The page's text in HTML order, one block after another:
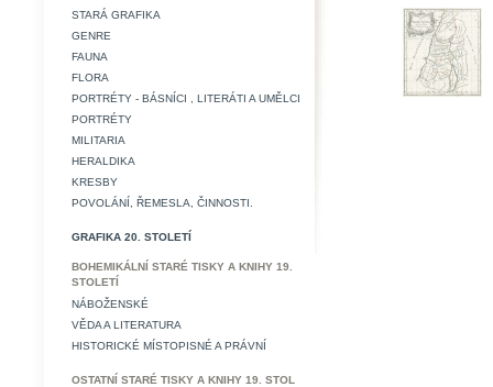
STARÁ GRAFIKA
GENRE
FAUNA
FLORA
PORTRÉTY - BÁSNÍCI , LITERÁTI A UMĚLCI
PORTRÉTY
MILITARIA
HERALDIKA
KRESBY
POVOLÁNÍ, ŘEMESLA, ČINNOSTI.
GRAFIKA 20. STOLETÍ
BOHEMIKÁLNÍ STARÉ TISKY A KNIHY 19.
STOLETÍ
NÁBOŽENSKÉ
VĚDA A LITERATURA
HISTORICKÉ MÍSTOPISNÉ A PRÁVNÍ
OSTATNÍ STARÉ TISKY A KNIHY 19. STOL